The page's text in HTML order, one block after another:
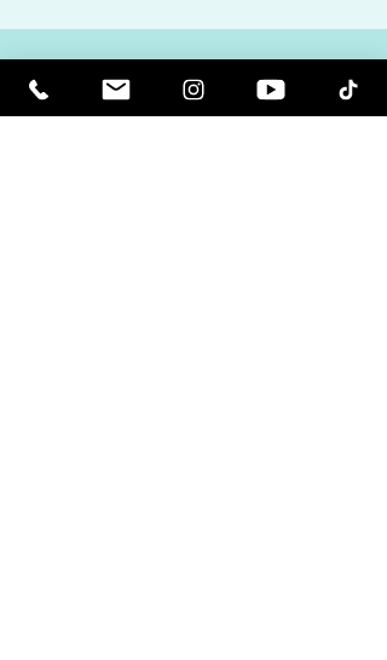
Бъдете издигнати духовно. Бъдете
просветени.